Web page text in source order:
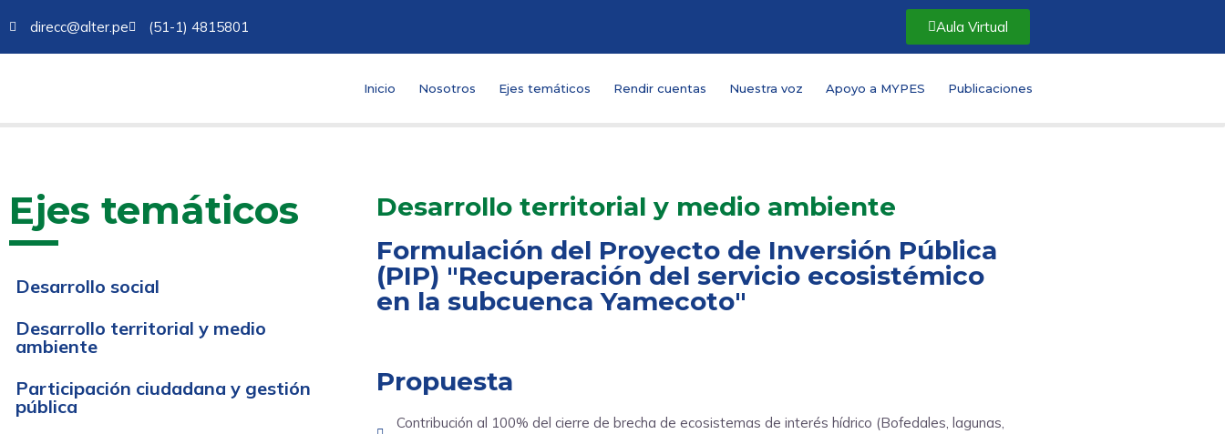
direcc@alter.pe (51-1) 4815801 Aula Virtual
Inicio Nosotros Ejes temáticos Rendir cuentas Nuestra voz Apoyo a MYPES Publicaciones
Ejes temáticos
Desarrollo social
Desarrollo territorial y medio
ambiente
Participación ciudadana y gestión
pública
Desarrollo territorial y medio ambiente
Formulación del Proyecto de Inversión Pública
(PIP) "Recuperación del servicio ecosistémico
en la subcuenca Yamecoto"
Propuesta
Contribución al 100% del cierre de brecha de ecosistemas de interés hídrico (Bofedales, lagunas,